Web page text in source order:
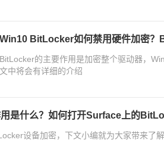
Win10 BitLocker如何禁用硬件加密
BitLocker的主要作用是加密整个驱动器，
文中将会有详细的介绍
是什么？如何打开Surface上的
设备加密，下文小编就为大家带来了